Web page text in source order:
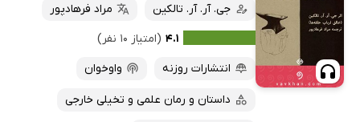
جی. آر. آر. تالکین
مراد فرهادپور
۴.۱ (امتیاز ۱۰ نفر)
انتشارات روزنه
واوخوان
داستان و رمان علمی و تخیلی خارجی